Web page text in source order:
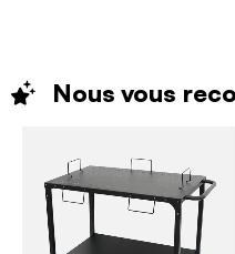
Nous vous